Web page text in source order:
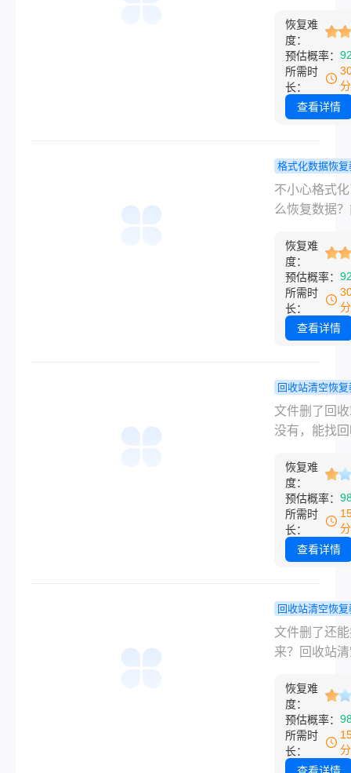
是把目录清
数据本身还
盘上，等着
据覆盖。所
现格式化了
件事就是立
种！
移动硬盘给
了，里面全
两年的照片
一反应是往
拷之前备份
把硬盘拔下
通电，先送
里。说实话
按下面这套
下来，大部
回来了。这
写当时用的
恢复难
度：
预估概率：
所需时
长：
查看详情
格式化数据恢复
不小心格式
怎么恢复数
化后，我试
几个靠谱方
不小心格式
么恢复数据
几乎全看一
格式化之后
没有再往这
存新东西。
式化只是把
东西，就可
盖。所以先
比用什么软
恢复难
度：
预估概率：
所需时
长：
查看详情
回收站清空恢
误删文件回
也没有怎么
的真办法！
文件删了回
没有，能找
法先直接说
能找回，但
你清空回收
没再往那个
过东西。 这
件都关键——
删除只是把
“门牌号”撕了
里；但只要
住了进去，
就被物理抹
仙也难救。
心的真实经
恢复难
度：
预估概率：
所需时
长：
查看详情
回收站清空恢
文件不小心
回收站没有
些办法我试
文件删了还
来？回收站
回，但前提
删除之后到
前，没再往
里存过新东
为删除只是
恢复难
度：
预估概率：
所需时
长：